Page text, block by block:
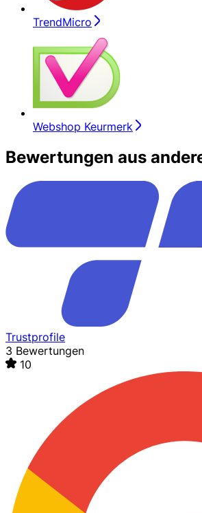
TrendMicro
Webshop Keurmerk
Bewertungen aus
Trustprofile
3 Bewertungen
10